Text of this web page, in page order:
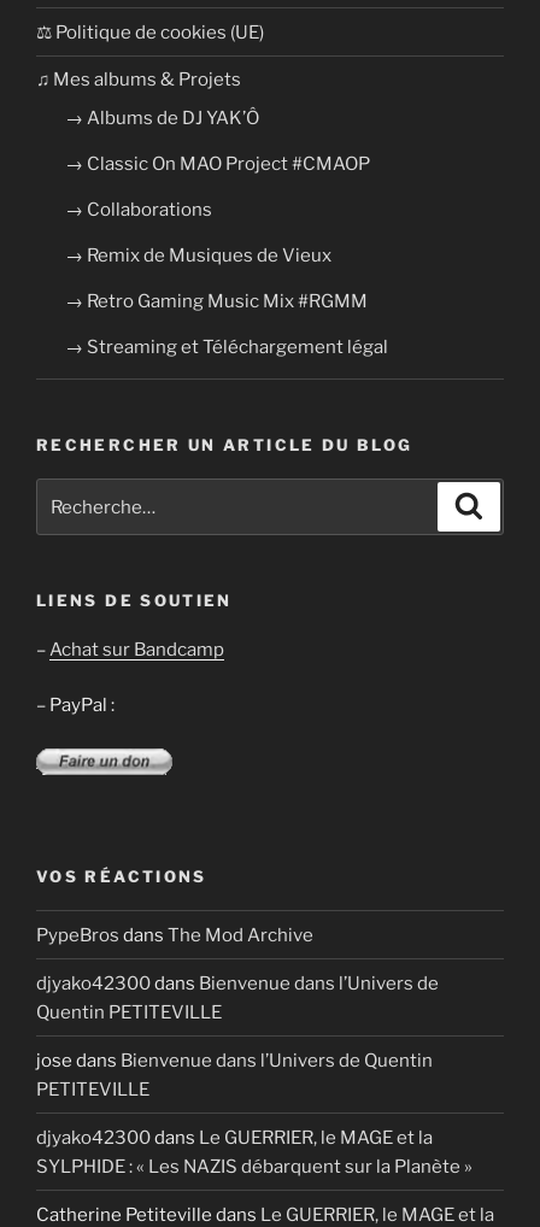
⚖ Politique de cookies (UE)
​​♫ Mes albums & Projets
→ Albums de DJ YAK’Ô
→ Classic On MAO Project #CMAOP
→ Collaborations
→ Remix de Musiques de Vieux
→ Retro Gaming Music Mix #RGMM
→ Streaming et Téléchargement légal
RECHERCHER UN ARTICLE DU BLOG
LIENS DE SOUTIEN
–Achat sur Bandcamp
– PayPal :
VOS RÉACTIONS
PypeBros dans The Mod Archive
djyako42300dans Bienvenue dans l’Univers de
Quentin PETITEVILLE
jose dans Bienvenue dans l’Univers de Quentin
PETITEVILLE
djyako42300dans Le GUERRIER, le MAGE et la
SYLPHIDE : « Les NAZIS débarquent sur la Planète »
Catherine Petiteville dans Le GUERRIER, le MAGE et la